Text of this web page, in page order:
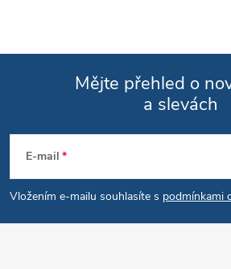
Mějte přehled o
a slevách
E-mail
Vložením e-mailu souhlasíte s podmínkami